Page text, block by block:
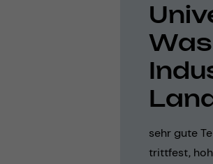
sehr gute
trittfest,